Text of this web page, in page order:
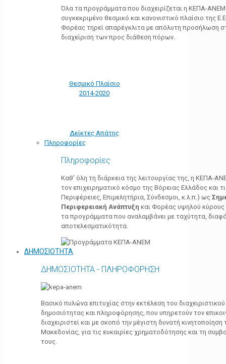
Όλα τα προγράμματα που διαχειρίζεται η ΚΕΠΑ-
συγκεκριμένο θεσμικό και κανονιστικό πλαίσιο της
Φορέας τηρεί απαρέγκλιτα με απόλυτη προσήλωση
διαχείριση των προς διάθεση πόρων.
Θεσμικό Πλαίσιο
2014-2020
Δείκτες Απάτης
Πληροφορίες
Πληροφορίες
Καθ’ όλη τη διάρκεια της λειτουργίας της, η ΚΕΠΑ-
τον επιχειρηματικό κόσμο της Βόρειας Ελλάδος και
Περιφέρειες, Επιμελητήρια, Σύνδεσμοι, κ.λ.π.) ως
Περιφερειακή Ανάπτυξη και Φορέας υψηλού κύρους
τα προγράμματα που αναλαμβάνει με ταχύτητα,
αποτελεσματικότητα.
ΔΗΜΟΣΙΟΤΗΤΑ
ΔΗΜΟΣΙΟΤΗΤΑ - ΠΛΗΡΟΦΟΡΗΣΗ
Βασικό πυλώνα επιτυχίας στην εκτέλεση του
δημοσιότητας και πληροφόρησης, που υπηρετούν τον
διαχειριστεί και με σκοπό την μέγιστη δυνατή
Μακεδονίας, για τις ευκαιρίες χρηματοδότησης και τη
τους.